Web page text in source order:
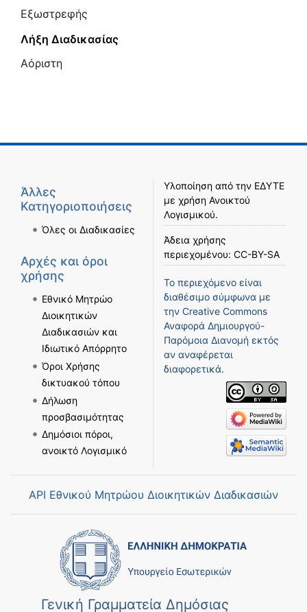
Εξωστρεφής
Λήξη Διαδικασίας
Αόριστη
Άλλες
Κατηγοριοποιήσεις
Όλες οι Διαδικασίες
Αρχές και όροι
χρήσης
Εθνικό Μητρώο
Διοικητικών
Διαδικασιών και
Ιδιωτικό Απόρρητο
Όροι Χρήσης
δικτυακού τόπου
Δήλωση
προσβασιμότητας
Δημόσιοι πόροι,
ανοικτό Λογισμικό
Υλοποίηση από την ΕΔΥΤΕ
με χρήση Ανοικτού
Λογισμικού.
Άδεια χρήσης
περιεχομένου: CC-BY-SA
Το περιεχόμενο είναι
διαθέσιμο σύμφωνα με
την Creative Commons
Αναφορά Δημιουργού-
Παρόμοια Διανομή εκτός
αν αναφέρεται
διαφορετικά.
API Εθνικού Μητρώου Διοικητικών Διαδικασιών
Γενική Γραμματεία Δημόσιας